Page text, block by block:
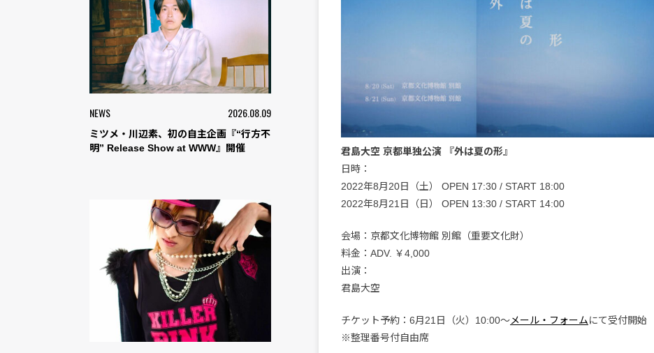
NEWS 2026.08.09
ミツメ・川辺素、初の自主企画『“行方不
明” Release Show at WWW』開催
君島大空 京都単独公演 『外は夏の形』
日時：
2022年8月20日（土） OPEN 17:30 / START 18:00
2022年8月21日（日） OPEN 13:30 / START 14:00
会場：京都文化博物館 別館（重要文化財）
料金：ADV. ￥4,000
出演：
君島大空
チケット予約：6月21日（火）10:00～メール・フォームにて受付開始
※整理番号付自由席